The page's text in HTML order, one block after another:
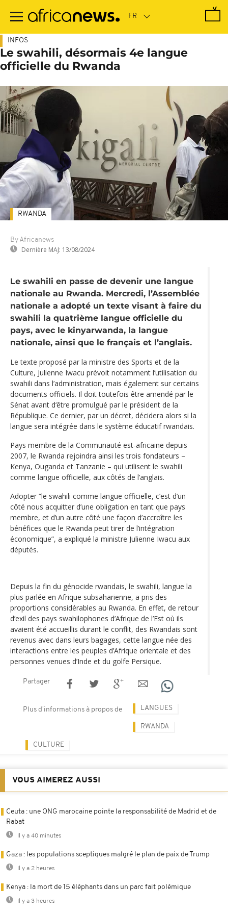
contenu
INFOS
Le swahili, désormais 4e langue
officielle du Rwanda
By Africanews
Dernière MAJ: 13/08/2024
RWANDA
Le swahili en passe de devenir une langue
nationale au Rwanda. Mercredi, l’Assemblée
nationale a adopté un texte visant à faire du
swahili la quatrième langue officielle du
pays, avec le kinyarwanda, la langue
nationale, ainsi que le français et l’anglais.
Le texte proposé par la ministre des Sports et de la
Culture, Julienne Iwacu prévoit notamment l’utilisation du
swahili dans l’administration, mais également sur certains
documents officiels. Il doit toutefois être amendé par le
Sénat avant d‘être promulgué par le président de la
République. Ce dernier, par un décret, décidera alors si la
langue sera intégrée dans le système éducatif rwandais.
Pays membre de la Communauté est-africaine depuis
2007, le Rwanda rejoindra ainsi les trois fondateurs –
Kenya, Ouganda et Tanzanie – qui utilisent le swahili
comme langue officielle, aux côtés de l’anglais.
Adopter “le swahili comme langue officielle, c’est d’un
côté nous acquitter d’une obligation en tant que pays
membre, et d’un autre côté une façon d’accroître les
bénéfices que le Rwanda peut tirer de l’intégration
économique”, a expliqué la ministre Julienne Iwacu aux
députés.
Depuis la fin du génocide rwandais, le swahili, langue la
plus parlée en Afrique subsaharienne, a pris des
proportions considérables au Rwanda. En effet, de retour
d’exil des pays swahilophones d’Afrique de l’Est où ils
avaient été accueillis durant le conflit, des Rwandais sont
revenus avec dans leurs bagages, cette langue née des
interactions entre les peuples d’Afrique orientale et des
personnes venues d’Inde et du golfe Persique.
Partager
Plus d'informations à propos de LANGUES
RWANDA
CULTURE
VOUS AIMEREZ AUSSI
Ceuta : une ONG marocaine pointe la responsabilité de Madrid et de
Rabat
Il y a 40 minutes
Gaza : les populations sceptiques malgré le plan de paix de Trump
Il y a 2 heures
Kenya : la mort de 15 éléphants dans un parc fait polémique
Il y a 3 heures